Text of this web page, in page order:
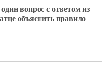
вопрос с ответом из
объяснить правило